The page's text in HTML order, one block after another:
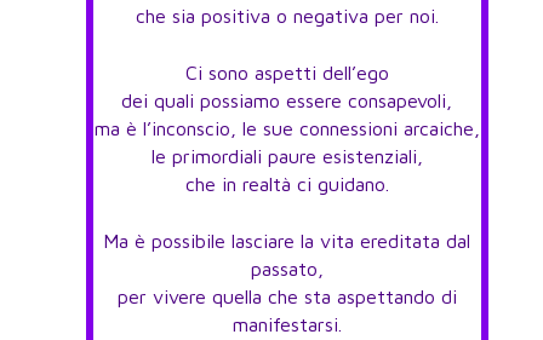
che sia positiva o negativa per noi.
Ci sono aspetti dell’ego
dei quali possiamo essere consapevoli,
ma è l’inconscio, le sue connessioni arcaiche,
le primordiali paure esistenziali,
che in realtà ci guidano.
Ma è possibile lasciare la vita ereditata dal
passato,
per vivere quella che sta aspettando di
manifestarsi.